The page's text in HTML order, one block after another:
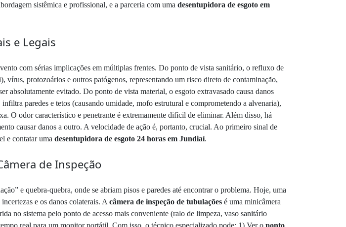
sistêmica e profissional, e a parceria com uma desentupidora de esgoto em
e Legais
com sérias implicações em múltiplas frentes. Do ponto de vista sanitário, o refluxo de
protozoários e outros patógenos, representando um risco direto de contaminação,
absolutamente evitado. Do ponto de vista material, o esgoto extravasado causa danos
paredes e tetos (causando umidade, mofo estrutural e comprometendo a alvenaria),
O odor característico e penetrante é extremamente difícil de eliminar. Além disso, há
causar danos a outro. A velocidade de ação é, portanto, crucial. Ao primeiro sinal de
e contatar uma desentupidora de esgoto 24 horas em Jundiaí.
de Inspeção
e quebra-quebra, onde se abriam pisos e paredes até encontrar o problema. Hoje, uma
e os danos colaterais. A câmera de inspeção de tubulações é uma minicâmera
no sistema pelo ponto de acesso mais conveniente (ralo de limpeza, vaso sanitário
real para um monitor portátil. Com isso, o técnico especializado pode: 1) Ver o ponto